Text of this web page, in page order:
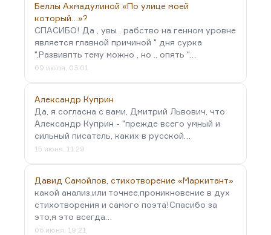
Беллы Ахмадулиной «По улице моей
который…»?
СПАСИБО! Да , увы . рабство на генном уровне
является главной причиной " дня сурка
".Развивпть тему можно , но .. опять "…
09 июля, 03:01
Александр Куприн
Да, я согласна с вами, Дмитрий Львович, что
Александр Куприн - "прежде всего умный и
сильный писатель, каких в русской…
15 июня, 11:29
Давид Самойлов, стихотворение «Маркитант»
какой анализ,или точнее,проникновение в дух
стихотворения и самого поэта!Спасибо за
это,я это всегда…
06 июня, 19:21